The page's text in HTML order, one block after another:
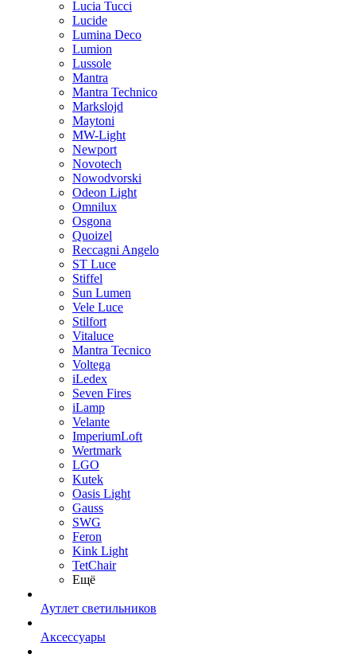
Lucia Tucci
Lucide
Lumina Deco
Lumion
Lussole
Mantra
Mantra Technico
Markslojd
Maytoni
MW-Light
Newport
Novotech
Nowodvorski
Odeon Light
Omnilux
Osgona
Quoizel
Reccagni Angelo
ST Luce
Stiffel
Sun Lumen
Vele Luce
Stilfort
Vitaluce
Mantra Tecnico
Voltega
iLedex
Seven Fires
iLamp
Velante
ImperiumLoft
Wertmark
LGO
Kutek
Oasis Light
Gauss
SWG
Feron
Kink Light
TetСhair
Ещё
Аутлет светильников
Аксессуары